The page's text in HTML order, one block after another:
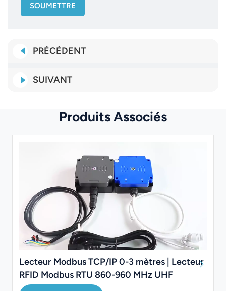
SOUMETTRE
PRÉCÉDENT
SUIVANT
Produits Associés
Lecteur Modbus TCP/IP 0-3 mètres | Lecteur
RFID Modbus RTU 860-960 MHz UHF